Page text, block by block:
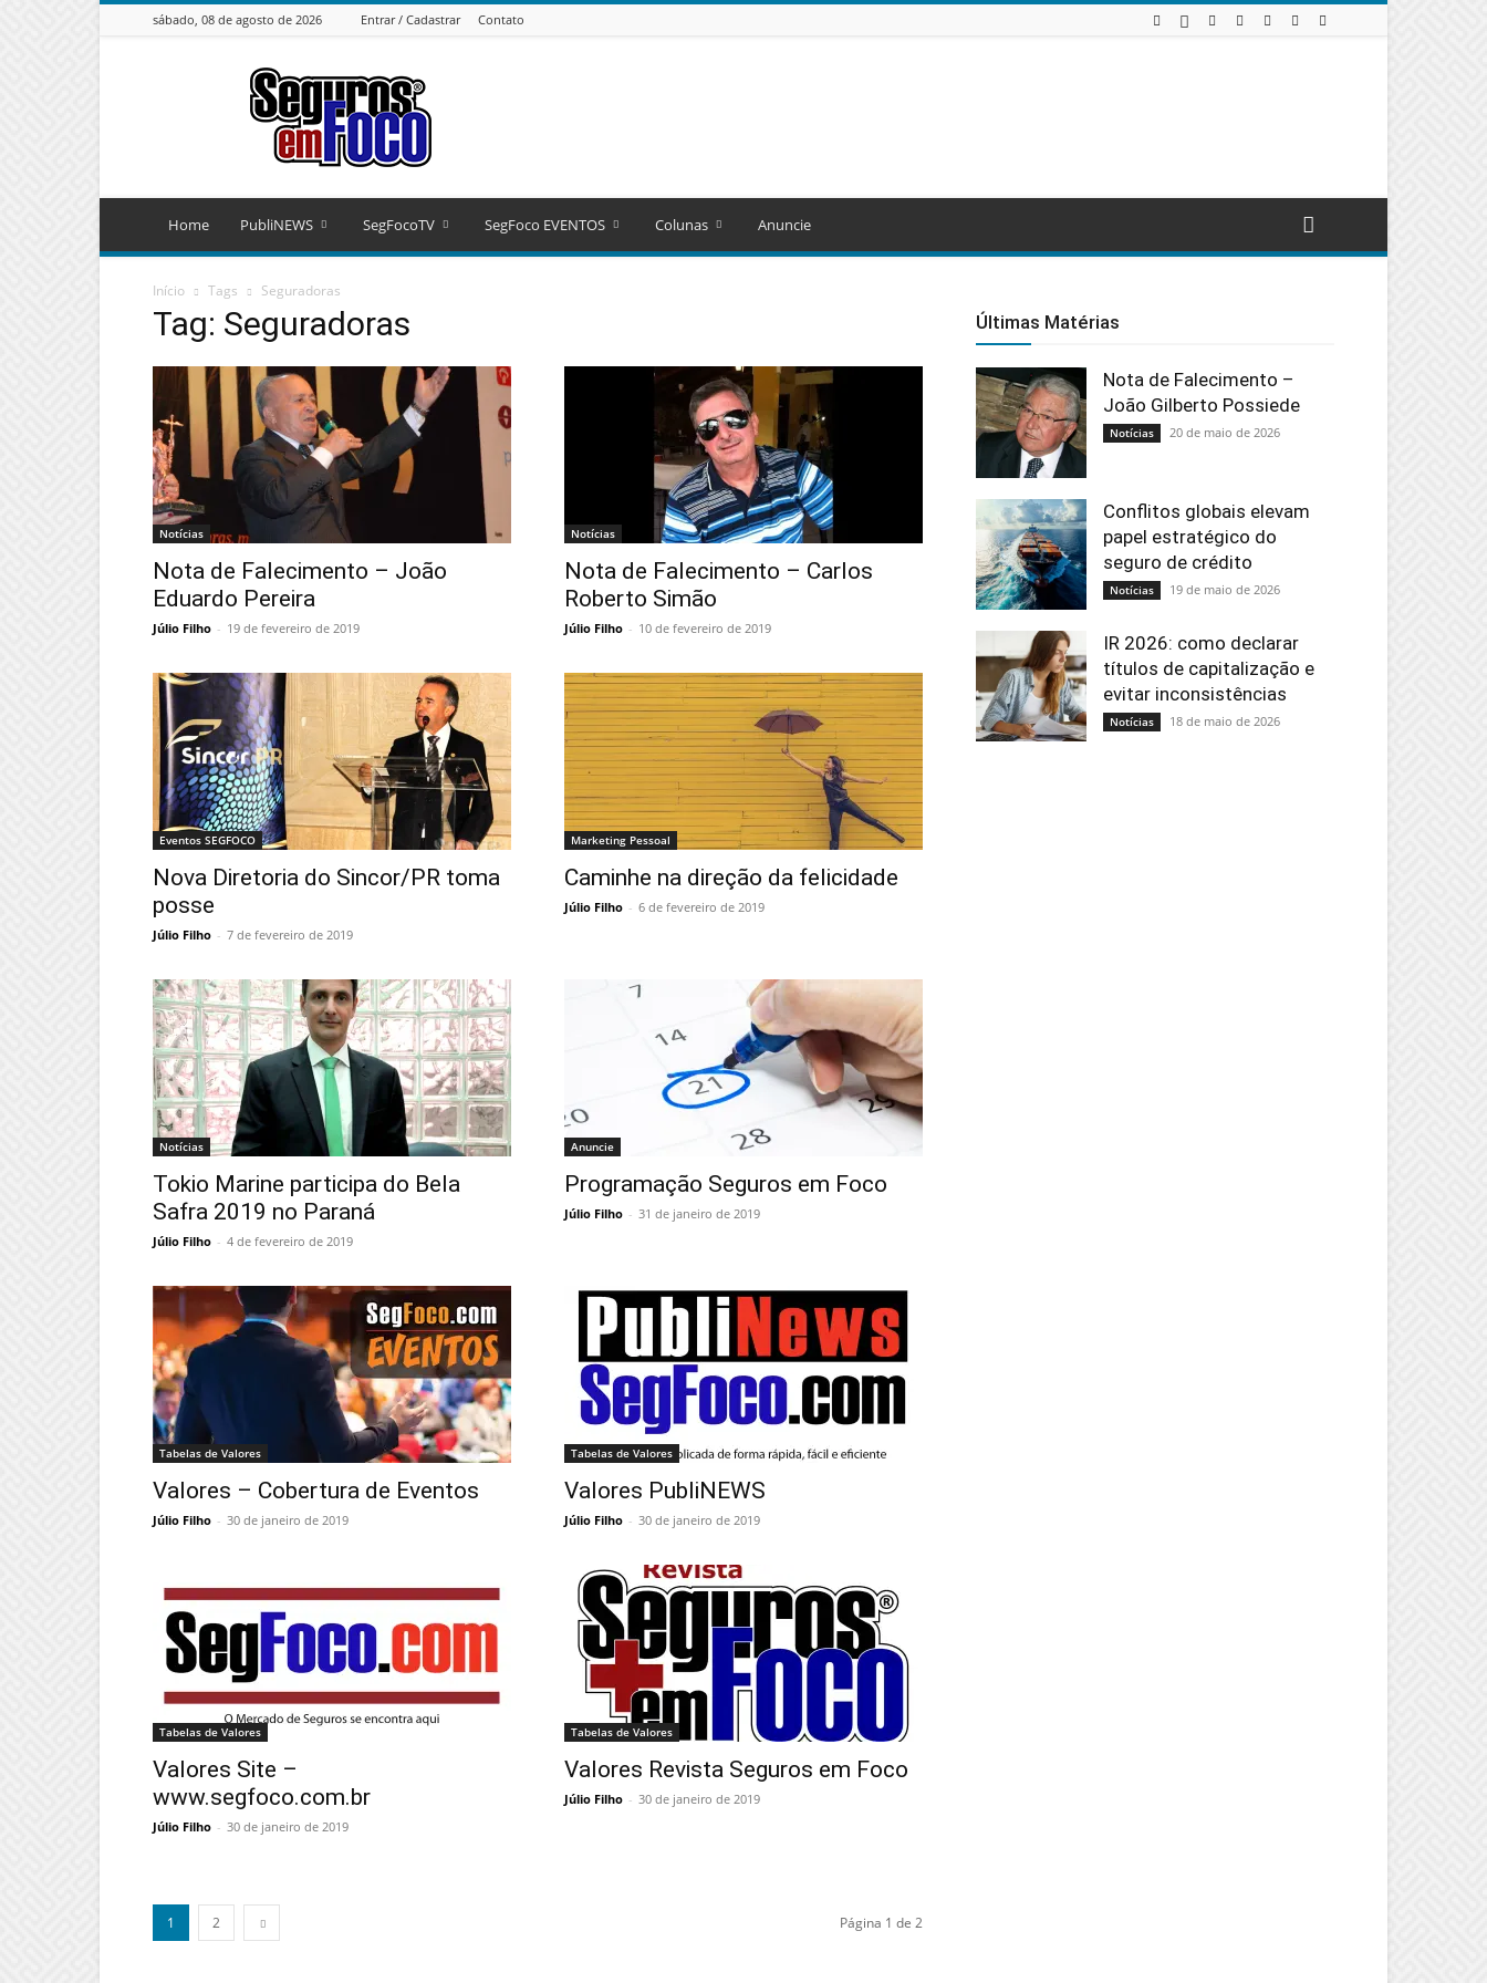
sábado, 08 de agosto de 2026 Entrar / Cadastrar Contato
Seguros
em
Foco
Home PubliNEWS SegFocoTV SegFoco EVENTOS Colunas Anuncie
Início Tags Seguradoras
Tag: Seguradoras
Notícias
Nota de Falecimento – João
Eduardo Pereira
Júlio Filho - 19 de fevereiro de 2019
Notícias
Nota de Falecimento – Carlos
Roberto Simão
Júlio Filho - 10 de fevereiro de 2019
Eventos SEGFOCO
Nova Diretoria do Sincor/PR toma
posse
Júlio Filho - 7 de fevereiro de 2019
Marketing Pessoal
Caminhe na direção da felicidade
Júlio Filho - 6 de fevereiro de 2019
Notícias
Tokio Marine participa do Bela
Safra 2019 no Paraná
Júlio Filho - 4 de fevereiro de 2019
Anuncie
Programação Seguros em Foco
Júlio Filho - 31 de janeiro de 2019
Tabelas de Valores
Valores – Cobertura de Eventos
Júlio Filho - 30 de janeiro de 2019
Tabelas de Valores
Valores PubliNEWS
Júlio Filho - 30 de janeiro de 2019
Tabelas de Valores
Valores Site –
www.segfoco.com.br
Júlio Filho - 30 de janeiro de 2019
Tabelas de Valores
Valores Revista Seguros em Foco
Júlio Filho - 30 de janeiro de 2019
1 2 Página 1 de 2
Últimas Matérias
Nota de Falecimento –
João Gilberto Possiede
Notícias 20 de maio de 2026
Conflitos globais elevam
papel estratégico do
seguro de crédito
Notícias 19 de maio de 2026
IR 2026: como declarar
títulos de capitalização e
evitar inconsistências
Notícias 18 de maio de 2026